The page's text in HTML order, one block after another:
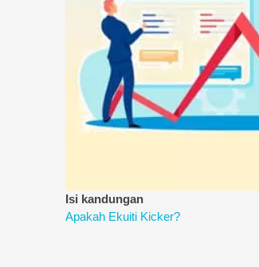
Isi kandungan
Apakah Ekuiti Kicker?